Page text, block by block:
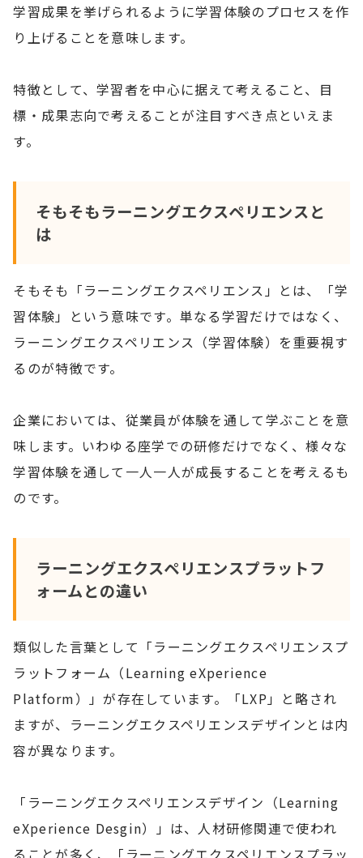
学習成果を挙げられるように学習体験のプロセスを作
り上げることを意味します。
特徴として、学習者を中心に据えて考えること、目
標・成果志向で考えることが注目すべき点といえま
す。
そもそもラーニングエクスペリエンスと
は
そもそも「ラーニングエクスペリエンス」とは、「学
習体験」という意味です。単なる学習だけではなく、
ラーニングエクスペリエンス（学習体験）を重要視す
るのが特徴です。
企業においては、従業員が体験を通して学ぶことを意
味します。いわゆる座学での研修だけでなく、様々な
学習体験を通して一人一人が成長することを考えるも
のです。
ラーニングエクスペリエンスプラットフ
ォームとの違い
類似した言葉として「ラーニングエクスペリエンスプ
ラットフォーム（Learning eXperience
Platform）」が存在しています。「LXP」と略され
ますが、ラーニングエクスペリエンスデザインとは内
容が異なります。
「ラーニングエクスペリエンスデザイン（Learning
eXperience Desgin）」は、人材研修関連で使われ
ることが多く、「ラーニングエクスペリエンスプラッ